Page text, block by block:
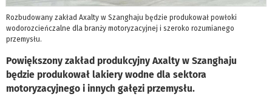
Rozbudowany zakład Axalty w Szanghaju będzie produkował powłoki
wodorozcieńczalne dla branży motoryzacyjnej i szeroko rozumianego
przemysłu.
Powiększony zakład produkcyjny Axalty w Szanghaju
będzie produkował lakiery wodne dla sektora
motoryzacyjnego i innych gałęzi przemysłu.